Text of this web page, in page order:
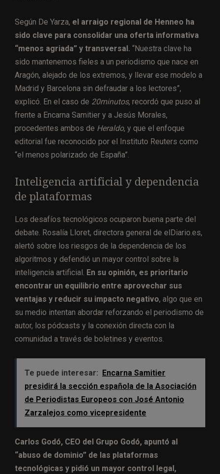
Según De Yarza, el arraigo regional de Henneo ha
sido clave para consolidar una oferta informativa
“menos agriada” y transversal. “Nuestra clave ha
sido mantenernos fieles a un periodismo que nace en
Aragón, alejado de los extremos, y llevar ese modelo a
Madrid y Barcelona sin defraudar a los lectores”,
explicó. En el caso de 20minutos, recordó que puso al
frente a Encarna Samitier y a Jesús Morales,
procedentes ambos de Heraldo, y que el enfoque
editorial fue reconocido por el Instituto Reuters como
“el menos polarizado de España”.
Inteligencia artificial y dependencia
de plataformas
Los desafíos tecnológicos ocuparon buena parte del
debate. Rosalía Lloret, directora general de elDiario.es,
alertó sobre los riesgos de la dependencia de los
algoritmos y defendió un mayor control sobre la
inteligencia artificial. En su opinión, es prioritario
encontrar un equilibrio entre aprovechar sus
ventajas y reducir su impacto negativo, algo que en
su medio intentan abordar reforzando el periodismo de
autor, los pódcasts y la conexión directa con la
comunidad a través de boletines y eventos.
Te puede interesar:
Encarna Samitier
presidirá la sección española de la Asociación
de Periodistas Europeos con José Antonio
Zarzalejos como vicepresidente
Carlos Godó, CEO del Grupo Godó, apuntó al
“abuso de dominio” de las plataformas
tecnológicas y pidió un mayor control legal,